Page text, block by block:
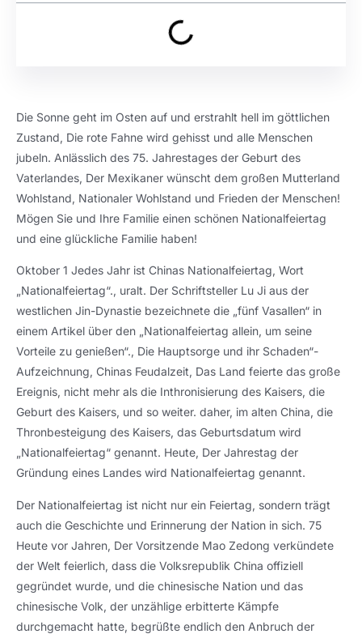
Die Sonne geht im Osten auf und erstrahlt hell im göttlichen
Zustand, Die rote Fahne wird gehisst und alle Menschen
jubeln. Anlässlich des 75. Jahrestages der Geburt des
Vaterlandes, Der Mexikaner wünscht dem großen Mutterland
Wohlstand, Nationaler Wohlstand und Frieden der Menschen!
Mögen Sie und Ihre Familie einen schönen Nationalfeiertag
und eine glückliche Familie haben!
Oktober 1 Jedes Jahr ist Chinas Nationalfeiertag, Wort
„Nationalfeiertag“., uralt. Der Schriftsteller Lu Ji aus der
westlichen Jin-Dynastie bezeichnete die „fünf Vasallen“ in
einem Artikel über den „Nationalfeiertag allein, um seine
Vorteile zu genießen“., Die Hauptsorge und ihr Schaden“-
Aufzeichnung, Chinas Feudalzeit, Das Land feierte das große
Ereignis, nicht mehr als die Inthronisierung des Kaisers, die
Geburt des Kaisers, und so weiter. daher, im alten China, die
Thronbesteigung des Kaisers, das Geburtsdatum wird
„Nationalfeiertag“ genannt. Heute, Der Jahrestag der
Gründung eines Landes wird Nationalfeiertag genannt.
Der Nationalfeiertag ist nicht nur ein Feiertag, sondern trägt
auch die Geschichte und Erinnerung der Nation in sich. 75
Heute vor Jahren, Der Vorsitzende Mao Zedong verkündete
der Welt feierlich, dass die Volksrepublik China offiziell
gegründet wurde, und die chinesische Nation und das
chinesische Volk, der unzählige erbitterte Kämpfe
durchgemacht hatte, begrüßte endlich den Anbruch der